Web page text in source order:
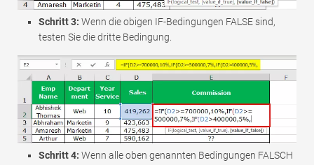
Schritt 3: Wenn die obigen IF-Bedingungen FALSE sind,
testen Sie die dritte Bedingung.
Schritt 4: Wenn alle oben genannten Bedingungen FALSCH